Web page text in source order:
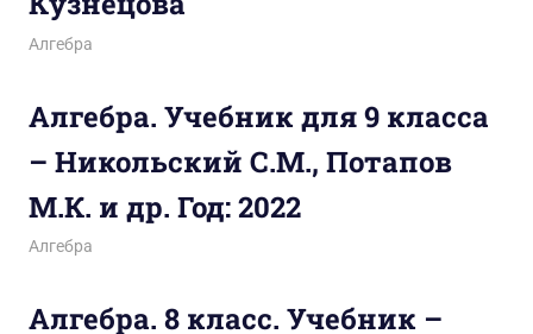
18.02.2026
figa
Алгебра
Алгебра. Учебник для 9 класса
– Никольский С.М., Потапов
М.К. и др. Год: 2022
04.03.2025
figa
Алгебра
Алгебра. 8 класс. Учебник –